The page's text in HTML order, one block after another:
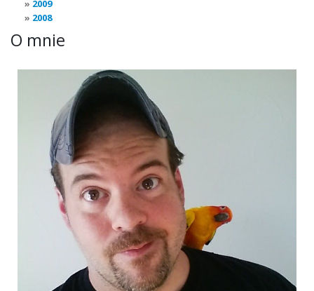
2009
2008
O mnie